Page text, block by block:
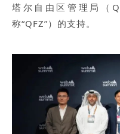
塔尔自由区管理局（
称“QFZ”）的支持。